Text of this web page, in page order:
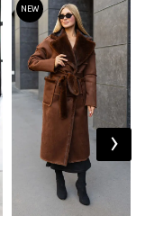
NEW
›